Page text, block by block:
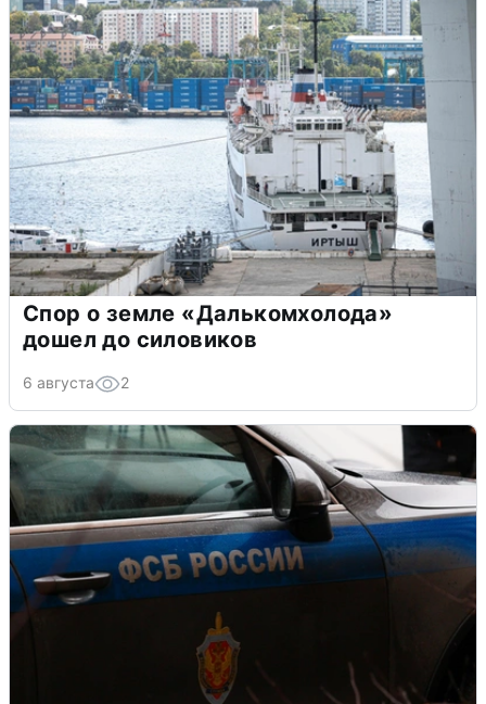
Спор о земле «Далькомхолода»
дошел до силовиков
6 августа 2